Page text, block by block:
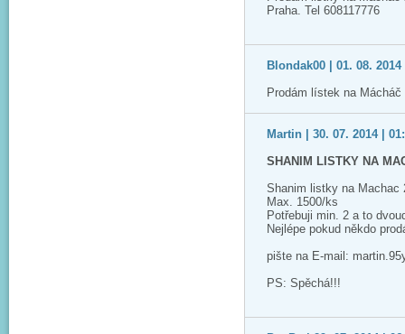
Praha. Tel 608117776
Blondak00 | 01. 08. 2014
Prodám lístek na
Martin | 30. 07. 2014 |
SHANIM LISTKY NA
Shanim listky na Machac
Max. 1500/ks
Potřebuji min. 2 a to
Nejlépe pokud někdo
pište na E-mail:
PS: Spěchá!!!